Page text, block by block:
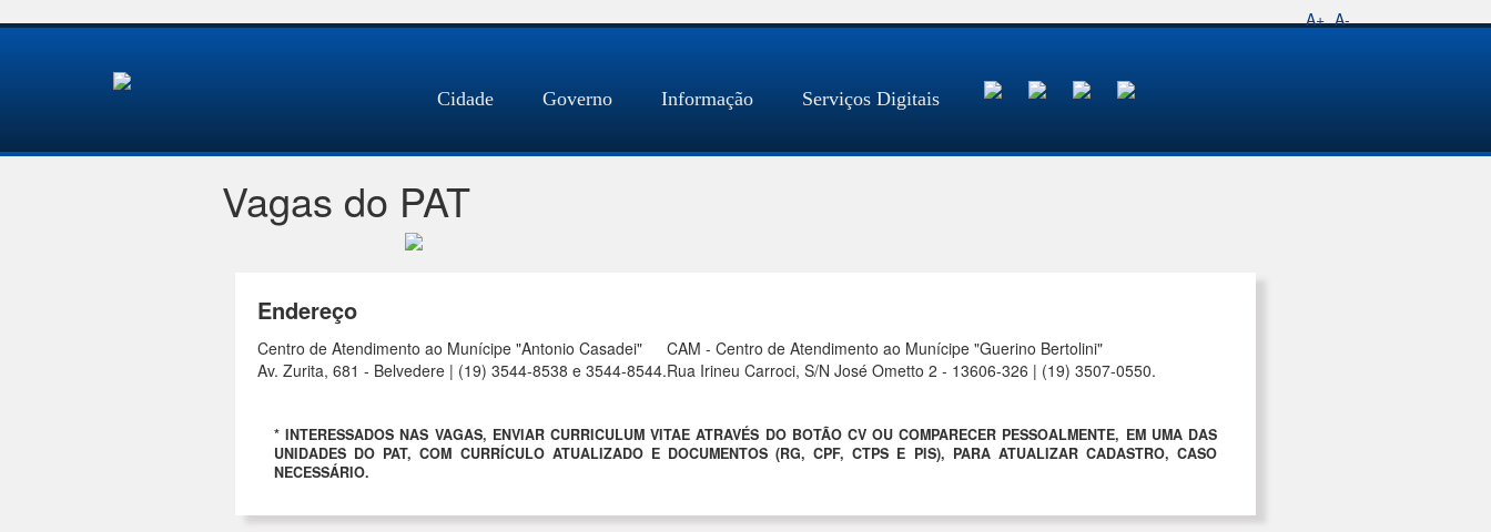
A+ A-
Cidade Governo Informação Serviços Digitais
Vagas do PAT
Endereço
Centro de Atendimento ao Munícipe "Antonio Casadei"
Av. Zurita, 681 - Belvedere | (19) 3544-8538 e 3544-8544.
CAM - Centro de Atendimento ao Munícipe "Guerino Bertolini"
Rua Irineu Carroci, S/N José Ometto 2 - 13606-326 | (19) 3507-0550.
* INTERESSADOS NAS VAGAS, ENVIAR CURRICULUM VITAE ATRAVÉS DO BOTÃO CV OU COMPARECER PESSOALMENTE, EM UMA DAS
UNIDADES DO PAT, COM CURRÍCULO ATUALIZADO E DOCUMENTOS (RG, CPF, CTPS E PIS), PARA ATUALIZAR CADASTRO, CASO
NECESSÁRIO.